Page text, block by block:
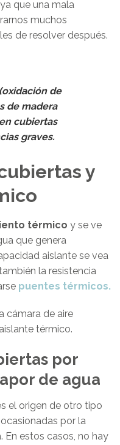
que una mala
muchos
de resolver después.
de
de madera
cubiertas
graves.
y
térmico y se ve
que genera
aislante se vea
la resistencia
puentes térmicos.
cámara de aire
térmico.
por
de agua
el origen de otro tipo
por la
En estos casos, no hay